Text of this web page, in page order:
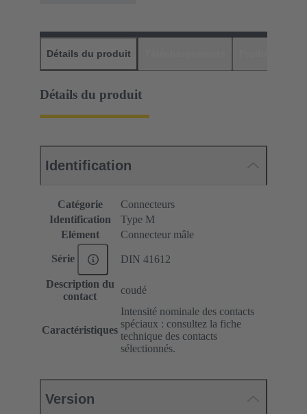
Détails du produit
Détails du produit
Identification
Catégorie
Connecteurs
Identification
Type M
Elément
Connecteur mâle
Série DIN 41612
Description du
contact
coudé
Caractéristiques
Intensité nominale des contacts
spéciaux : consultez la fiche
technique des contacts
sélectionnés.
Version